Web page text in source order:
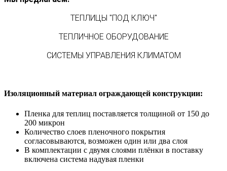
ТЕПЛИЦЫ "ПОД КЛЮЧ"
ТЕПЛИЧНОЕ ОБОРУДОВАНИЕ
СИСТЕМЫ УПРАВЛЕНИЯ КЛИМАТОМ
Изоляционный материал ограждающей конструкции:
Пленка для теплиц поставляется толщиной от 150 до
200 микрон
Количество слоев пленочного покрытия
согласовываются, возможен один или два слоя
В комплектации с двумя слоями плёнки в поставку
включена система надувая пленки